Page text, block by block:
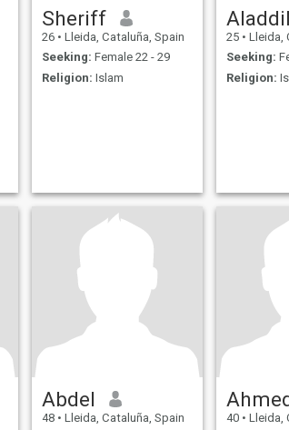
Sheriff
26 • Lleida, Cataluña, Spain
Seeking: Female 22 - 29
Religion: Islam
25 • Lleida,
Seeking:
Religion:
Abdel
48 • Lleida, Cataluña, Spain
40 • Lleida,